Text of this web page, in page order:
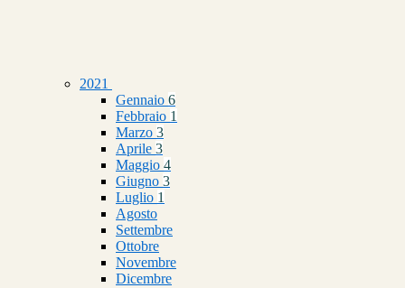
2021
Gennaio 6
Febbraio 1
Marzo 3
Aprile 3
Maggio 4
Giugno 3
Luglio 1
Agosto
Settembre
Ottobre
Novembre
Dicembre